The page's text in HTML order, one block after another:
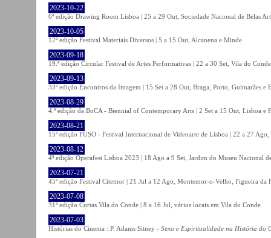
2023-10-22
6ª edição Drawing Room Lisboa | 25 a 29 Out, Sociedade Nacional de Belas
2023-10-05
12ª edição Festival Materiais Diversos | 5 a 15 Out, Alcanena e Minde
2023-09-18
19.ª edição Circular Festival de Artes Performativas | 22 a 30 Set, Vila do Conde
2023-09-13
33ª edição Encontros da Imagem | 15 Set a 28 Out, Braga, Porto, Guimarães e
2023-08-29
4.ª edição da BoCA - Biennial of Contemporary Arts | 2 Set a 15 Out, Lisboa e
2023-08-21
15ª edição FUSO - Festival Internacional de Videoarte de Lisboa | 22 a 27
2023-08-12
4ª edição Operafest Lisboa 2023 | 18 Ago a 9 Set, Jardim do Museu Nacional
2023-07-21
45ª edição Festival Citemor | 21 Jul a 12 Ago, Montemor-o-Velho, Figueira da
2023-07-08
31ª edição Curtas Vila do Conde | 8 a 16 Jul, vários locais em Vila do Conde
2023-07-03
Histórias do Cinema : P. Adams Sitney - Sexo e Espiritualidade na História do